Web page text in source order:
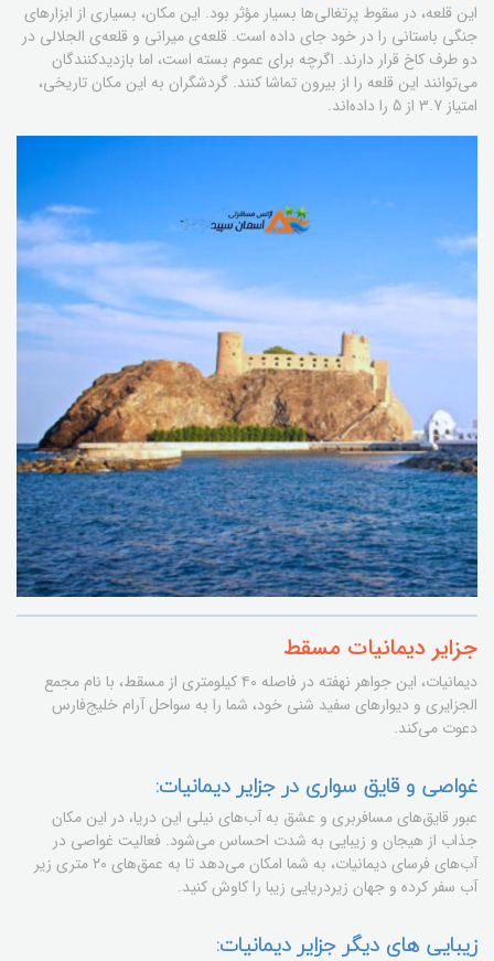
این قلعه، در سقوط پرتغالی‌ها بسیار مؤثر بود. این مکان، بسیاری از ابزارهای
جنگی باستانی را در خود جای داده است. قلعه‌ی میرانی و قلعه‌ی الجلالی در
دو طرف کاخ قرار دارند. اگرچه برای عموم بسته است، اما بازدیدکنندگان
می‌توانند این قلعه را از بیرون تماشا کنند. گردشگران به این مکان تاریخی،
امتیاز 3.7 از 5 را داده‌اند.
جزایر دیمانیات مسقط
دیمانیات، این جواهر نهفته در فاصله ۴۰ کیلومتری از مسقط، با نام مجمع
الجزایری و دیوارهای سفید شنی خود، شما را به سواحل آرام خلیج‌فارس
دعوت می‌کند.
غواصی و قایق سواری در جزایر دیمانیات:
عبور قایق‌های مسافربری و عشق به آب‌های نیلی این دریا، در این مکان
جذاب از هیجان و زیبایی به شدت احساس می‌شود. فعالیت غواصی در
آب‌های فرسای دیمانیات، به شما امکان می‌دهد تا به عمق‌های ۲۰ متری زیر
آب سفر کرده و جهان زیردریایی زیبا را کاوش کنید.
زیبایی های دیگر جزایر دیمانیات: